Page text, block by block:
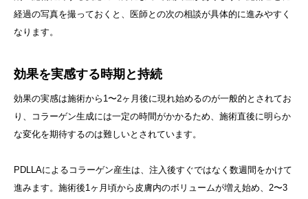
経過の写真を撮っておくと、医師との次の相談が具体的に進みやすく
なります。
効果を実感する時期と持続
効果の実感は施術から1〜2ヶ月後に現れ始めるのが一般的とされてお
り、コラーゲン生成には一定の時間がかかるため、施術直後に明らか
な変化を期待するのは難しいとされています。
PDLLAによるコラーゲン産生は、注入後すぐではなく数週間をかけて
進みます。施術後1ヶ月頃から皮膚内のボリュームが増え始め、2〜3